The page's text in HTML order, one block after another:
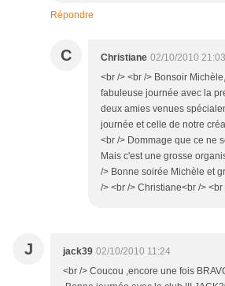
Répondre
C Christiane 02/10/2010 21:03
<br /> <br /> Bonsoir
fabuleuse journée avec la
deux amies venues
journée et celle de notre
<br /> Dommage que ce ne
Mais c'est une grosse
/> Bonne soirée Michèle et
/> <br /> Christiane<br /> <br
J jack39 02/10/2010 11:24
<br /> Coucou ,encore une fois